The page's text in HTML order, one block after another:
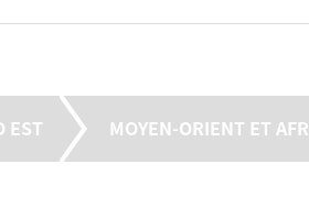
EST MOYEN-ORIENT ET